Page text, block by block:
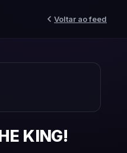
Voltar ao feed
KING!